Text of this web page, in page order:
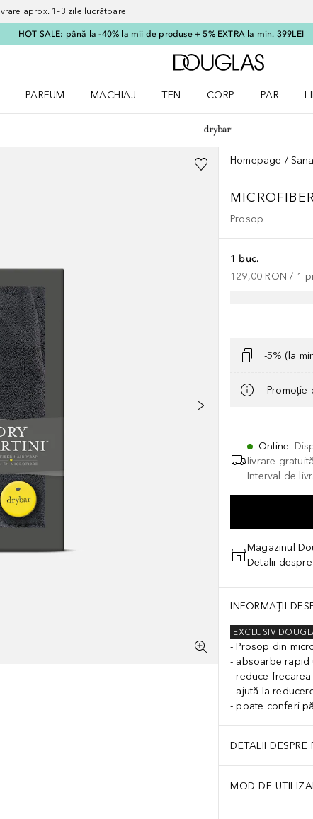
aprox. 1–3 zile lucrătoare
HOT SALE: până la -40% la mii de produse + 5% EXTRA la min. 399LEI
Către
PARFUM
MACHIAJ
TEN
CORP
PAR
Homepage
Prosop
1 buc.
129,00 RON / 1
-5% (la
Promoție
Online:
livrare
Interval de
Magazinul
Detalii
INFORMAȚII
EXCLUSIV
Prosop din
absoarbe rapid
reduce
ajută la
poate conferi
DETALII DESPRE
MOD DE